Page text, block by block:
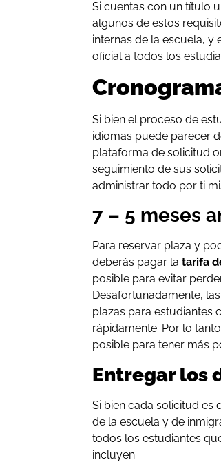
Si cuentas con un título
algunos de estos
internas de la escuela, y
oficial a todos los
Si bien el proceso de
idiomas puede parecer
plataforma de solicitud
seguimiento de sus
administrar todo por ti
7 – 5 meses
Para reservar plaza y
deberás pagar latarifa
posible para evitar
Desafortunadamente,
plazas para estudiantes
rápidamente. Por lo
posible para tener más
Entregar los
Si bien cada solicitud es
de la escuela y de
todos los estudiantes
incluyen: